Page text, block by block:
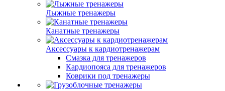
Лыжные тренажеры
Канатные тренажеры
Аксессуары к кардиотренажерам
Смазка для тренажеров
Кардиопояса для тренажеров
Коврики под тренажеры